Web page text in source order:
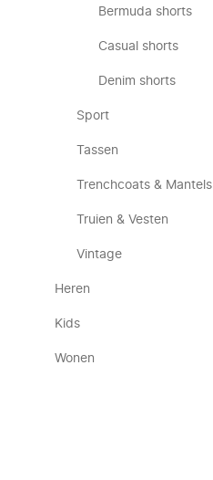
Bermuda shorts
Casual shorts
Denim shorts
Sport
Tassen
Trenchcoats & Mantels
Truien & Vesten
Vintage
Heren
Kids
Wonen